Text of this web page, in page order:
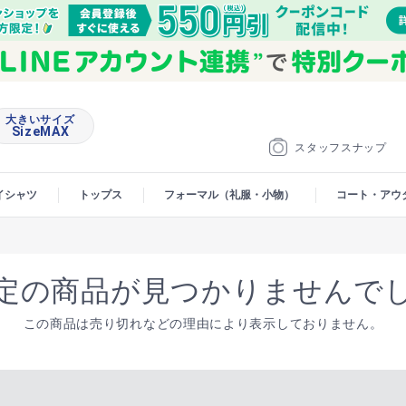
スタッフスナップ
大きいサイズ
SizeMAX
シャツ トップス フォーマル（礼服・小物） コート・アウ
の商品が見つかりませんで
この商品は売り切れなどの理由により表示しておりません。